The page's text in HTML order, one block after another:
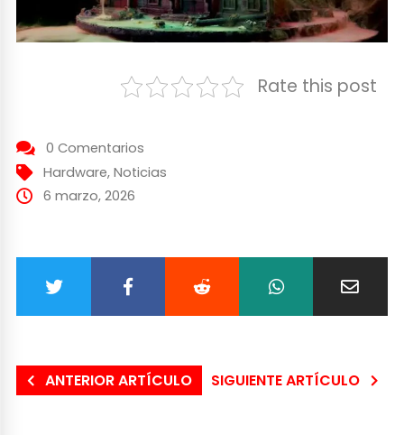
Rate this post
0 Comentarios
Hardware, Noticias
6 marzo, 2026
ANTERIOR ARTÍCULO SIGUIENTE ARTÍCULO